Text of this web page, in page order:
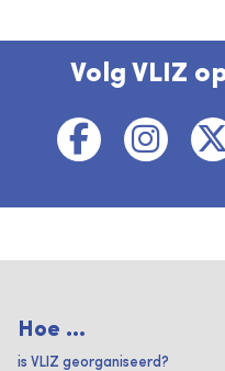
Volg VLIZ
Hoe ...
is VLIZ georganiseerd?